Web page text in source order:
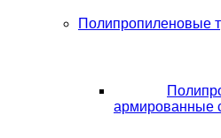
Полипропиленовые
армированные